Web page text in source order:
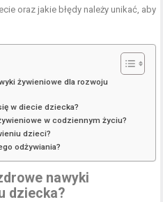
oraz jakie błędy należy unikać, aby
żywieniowe dla rozwoju
w diecie dziecka?
w codziennym życiu?
dzieci?
odżywiania?
nawyki
dziecka?